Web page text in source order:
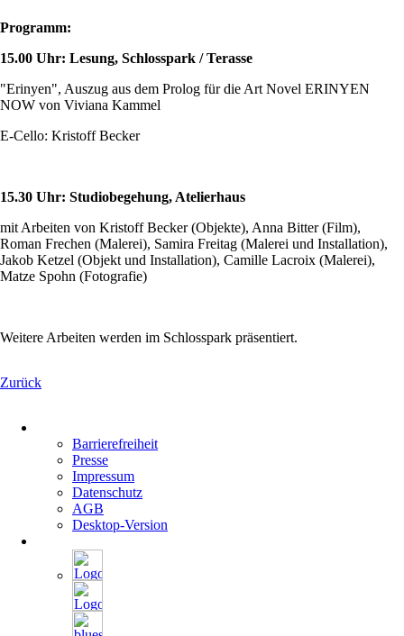
Programm:
15.00 Uhr: Lesung, Schlosspark / Terasse
"Erinyen", Auszug aus dem Prolog für die Art Novel ERINYEN
NOW von Viviana Kammel
E-Cello: Kristoff Becker
15.30 Uhr: Studiobegehung, Atelierhaus
mit Arbeiten von Kristoff Becker (Objekte), Anna Bitter (Film),
Roman Frechen (Malerei), Samira Freitag (Malerei und Installation),
Jakob Ketzel (Objekt und Installation), Camille Lacroix (Malerei),
Matze Spohn (Fotografie)
Weitere Arbeiten werden im Schlosspark präsentiert.
Zurück
überspringen
Barrierefreiheit
Presse
Impressum
Datenschutz
AGB
Desktop-Version